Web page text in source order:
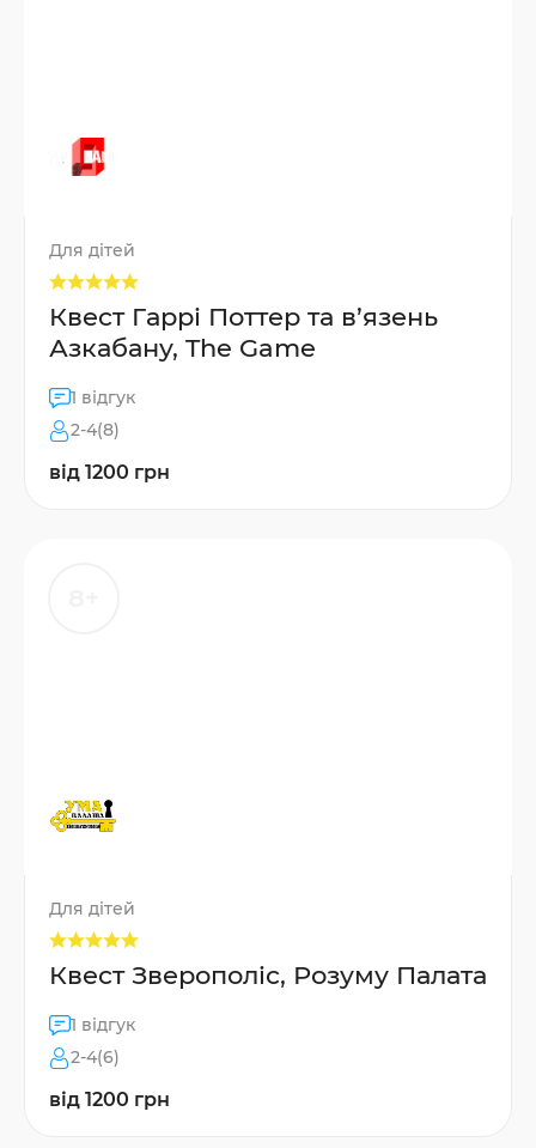
Для дітей
Квест Гаррі Поттер та в’язень
Азкабану, The Game
1 відгук
2-4(8)
від 1200 грн
Для дітей
Квест Зверополіс, Розуму Палата
1 відгук
2-4(6)
від 1200 грн